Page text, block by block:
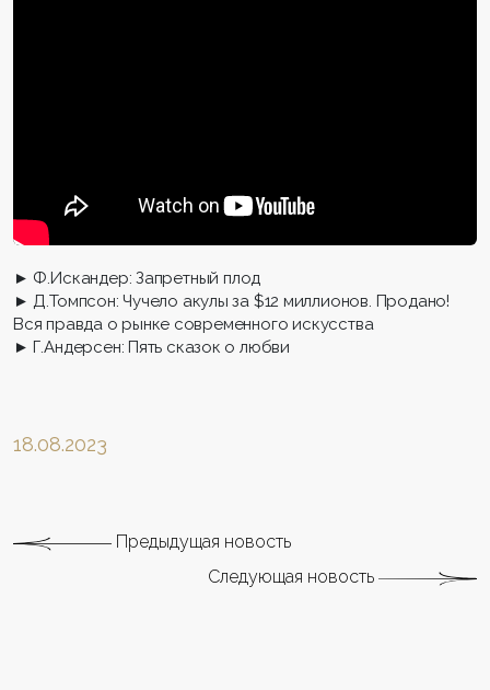
► Ф.Искандер: Запретный плод
► Д.Томпсон: Чучело акулы за $12 миллионов. Продано!
Вся правда о рынке современного искусства
► Г.Андерсен: Пять сказок о любви
18.08.2023
Предыдущая новость
Следующая новость